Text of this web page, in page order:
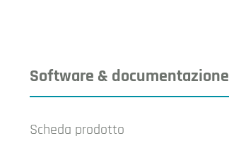
Software & documentazione
Scheda prodotto